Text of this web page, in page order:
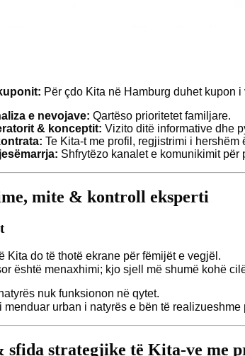
Për çdo Kita në Hamburg duhet kupon
e nevojave: Qartëso prioritetet familjare.
& konceptit: Vizito ditë informative dhe
Te Kita-t me profil, regjistrimi i hershëm
Shfrytëzo kanalet e komunikimit për
mite & kontroll eksperti
Kita do të thotë ekrane për fëmijët e vegjël.
është menaxhimi; kjo sjell më shumë kohë
nuk funksionon në qytet.
menduar urban i natyrës e bën të realizueshme
sfida strategjike të Kita-ve me